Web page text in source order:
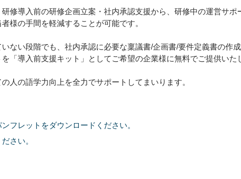
修導入前の研修企画立案・社内承認支援から、研修中の運営サ
様の手間を軽減することが可能です。
ない段階でも、社内承認に必要な稟議書/企画書/要件定義書の作
「導入前支援キット」としてご希望の企業様に無料でご提供いた
人の語学力向上を全力でサポートしてまいります。
フレットをダウンロードください。
さい。